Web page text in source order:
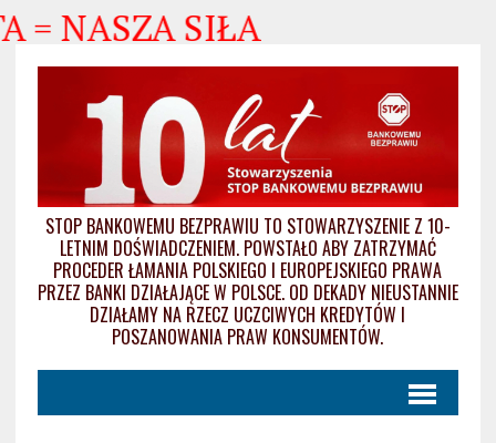
SIŁA
STOP BANKOWEMU BEZPRAWIU TO STOWARZYSZENIE Z 10-
LETNIM DOŚWIADCZENIEM. POWSTAŁO ABY ZATRZYMAĆ
PROCEDER ŁAMANIA POLSKIEGO I EUROPEJSKIEGO PRAWA
PRZEZ BANKI DZIAŁAJĄCE W POLSCE. OD DEKADY NIEUSTANNIE
DZIAŁAMY NA RZECZ UCZCIWYCH KREDYTÓW I
POSZANOWANIA PRAW KONSUMENTÓW.